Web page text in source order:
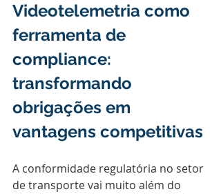
Videotelemetria como
ferramenta de
compliance:
transformando
obrigações em
vantagens competitivas
A conformidade regulatória no setor
de transporte vai muito além do